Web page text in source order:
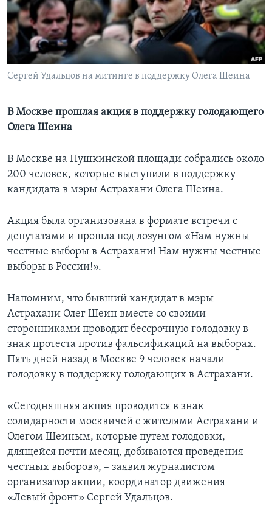
Learning English
СОЦИАЛЬНЫЕ СЕТИ
Языки
Сергей Удальцов на митинге в поддержку Олега Шеина
В Москве прошлая акция в поддержку голодающего
Олега Шеина
В Москве на Пушкинской площади собрались около
200 человек, которые выступили в поддержку
кандидата в мэры Астрахани Олега Шеина.
Акция была организована в формате встречи с
депутатами и прошла под лозунгом «Нам нужны
честные выборы в Астрахани! Нам нужны честные
выборы в России!».
Напомним, что бывший кандидат в мэры
Астрахани Олег Шеин вместе со своими
сторонниками проводит бессрочную голодовку в
знак протеста против фальсификаций на выборах.
Пять дней назад в Москве 9 человек начали
голодовку в поддержку голодающих в Астрахани.
«Сегодняшняя акция проводится в знак
солидарности москвичей с жителями Астрахани и
Олегом Шеиным, которые путем голодовки,
длящейся почти месяц, добиваются проведения
честных выборов», – заявил журналистом
организатор акции, координатор движения
«Левый фронт» Сергей Удальцов.